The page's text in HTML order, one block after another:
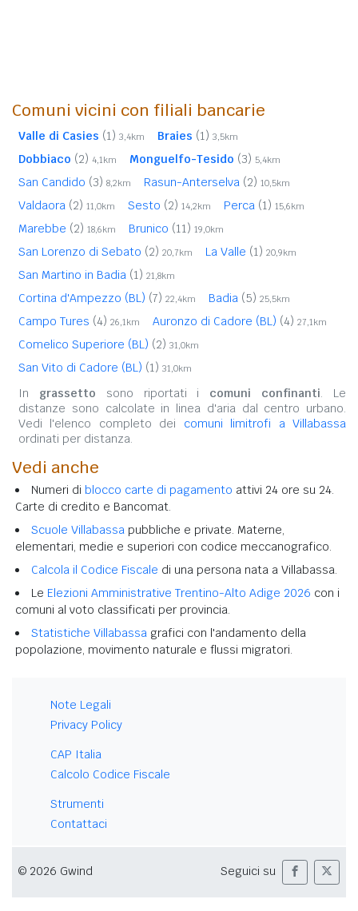
Comuni vicini con filiali bancarie
Valle di Casies (1) 3,4km Braies (1) 3,5km
Dobbiaco (2) 4,1km Monguelfo-Tesido (3) 5,4km
San Candido (3) 8,2km Rasun-Anterselva (2) 10,5km
Valdaora (2) 11,0km Sesto (2) 14,2km Perca (1) 15,6km
Marebbe (2) 18,6km Brunico (11) 19,0km
San Lorenzo di Sebato (2) 20,7km La Valle (1) 20,9km
San Martino in Badia (1) 21,8km
Cortina d'Ampezzo (BL) (7) 22,4km Badia (5) 25,5km
Campo Tures (4) 26,1km Auronzo di Cadore (BL) (4) 27,1km
Comelico Superiore (BL) (2) 31,0km
San Vito di Cadore (BL) (1) 31,0km
In grassetto sono riportati i comuni confinanti. Le
distanze sono calcolate in linea d'aria dal centro urbano.
Vedi l'elenco completo dei comuni limitrofi a Villabassa
ordinati per distanza.
Vedi anche
Numeri di blocco carte di pagamento attivi 24 ore su 24.
Carte di credito e Bancomat.
Scuole Villabassa pubbliche e private. Materne,
elementari, medie e superiori con codice meccanografico.
Calcola il Codice Fiscale di una persona nata a Villabassa.
Le Elezioni Amministrative Trentino-Alto Adige 2026 con i
comuni al voto classificati per provincia.
Statistiche Villabassa grafici con l'andamento della
popolazione, movimento naturale e flussi migratori.
Note Legali
Privacy Policy
CAP Italia
Calcolo Codice Fiscale
Strumenti
Contattaci
© 2026 Gwind Seguici su